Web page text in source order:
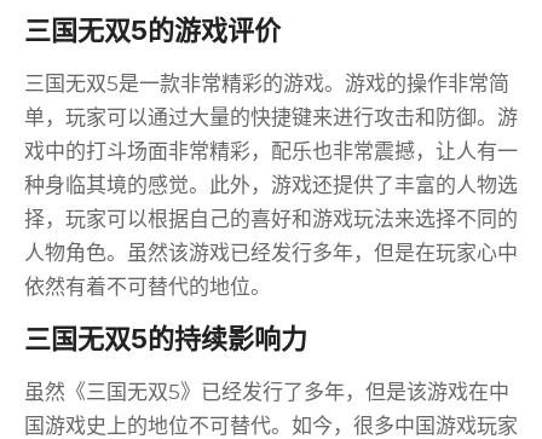
三国无双5的游戏评价
三国无双5是一款非常精彩的游戏。游戏的操作非常简
单，玩家可以通过大量的快捷键来进行攻击和防御。游
戏中的打斗场面非常精彩，配乐也非常震撼，让人有一
种身临其境的感觉。此外，游戏还提供了丰富的人物选
择，玩家可以根据自己的喜好和游戏玩法来选择不同的
人物角色。虽然该游戏已经发行多年，但是在玩家心中
依然有着不可替代的地位。
三国无双5的持续影响力
虽然《三国无双5》已经发行了多年，但是该游戏在中
国游戏史上的地位不可替代。如今，很多中国游戏玩家